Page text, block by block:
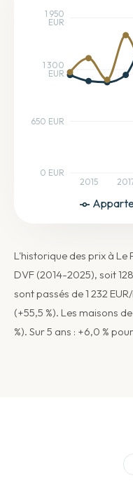
2015
0 EUR
650 EUR
1 300
EUR
1 950
EUR
L'historique des prix à Le
DVF (2014-2025), soit
sont passés de 1 232
(+55,5 %). Les maisons
%). Sur 5 ans : +6,0 %